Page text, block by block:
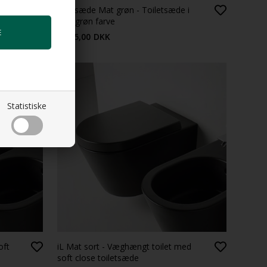
Statistiske
Dot sæde Mat grøn - Toiletsæde i
mat grøn farve
3.325,00 DKK
iL Mat sort - Væghængt toilet med
soft close toiletsæde